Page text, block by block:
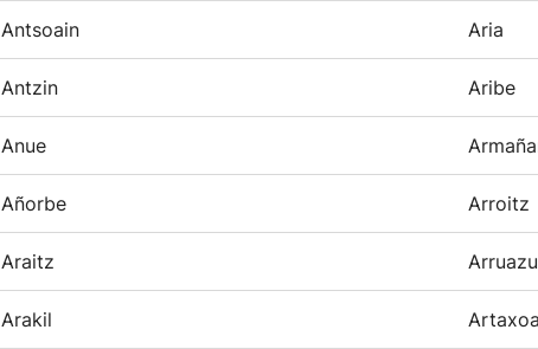
Antsoain Aria
Antzin Aribe
Anue
Añorbe Arroitz
Araitz Arruazu
Arakil Artaxoa